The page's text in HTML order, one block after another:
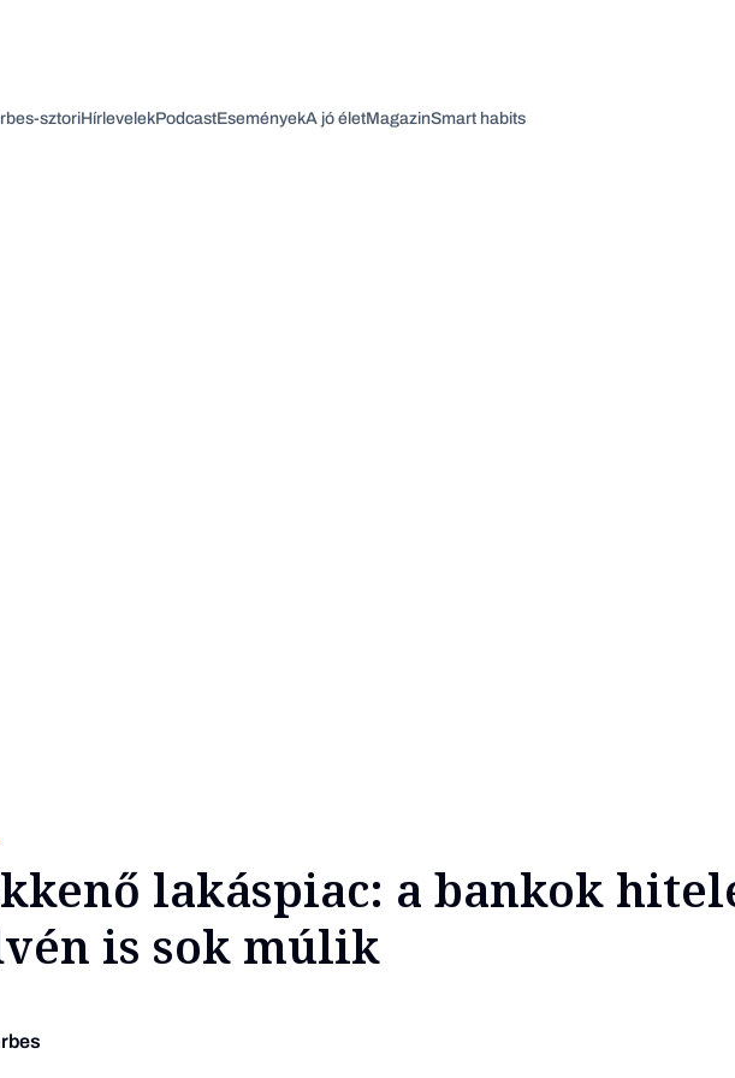
sztoriHírlevelekPodcastEseményekA jó életMagazinSmart habits
lakáspiac: a bankok
is sok múlik